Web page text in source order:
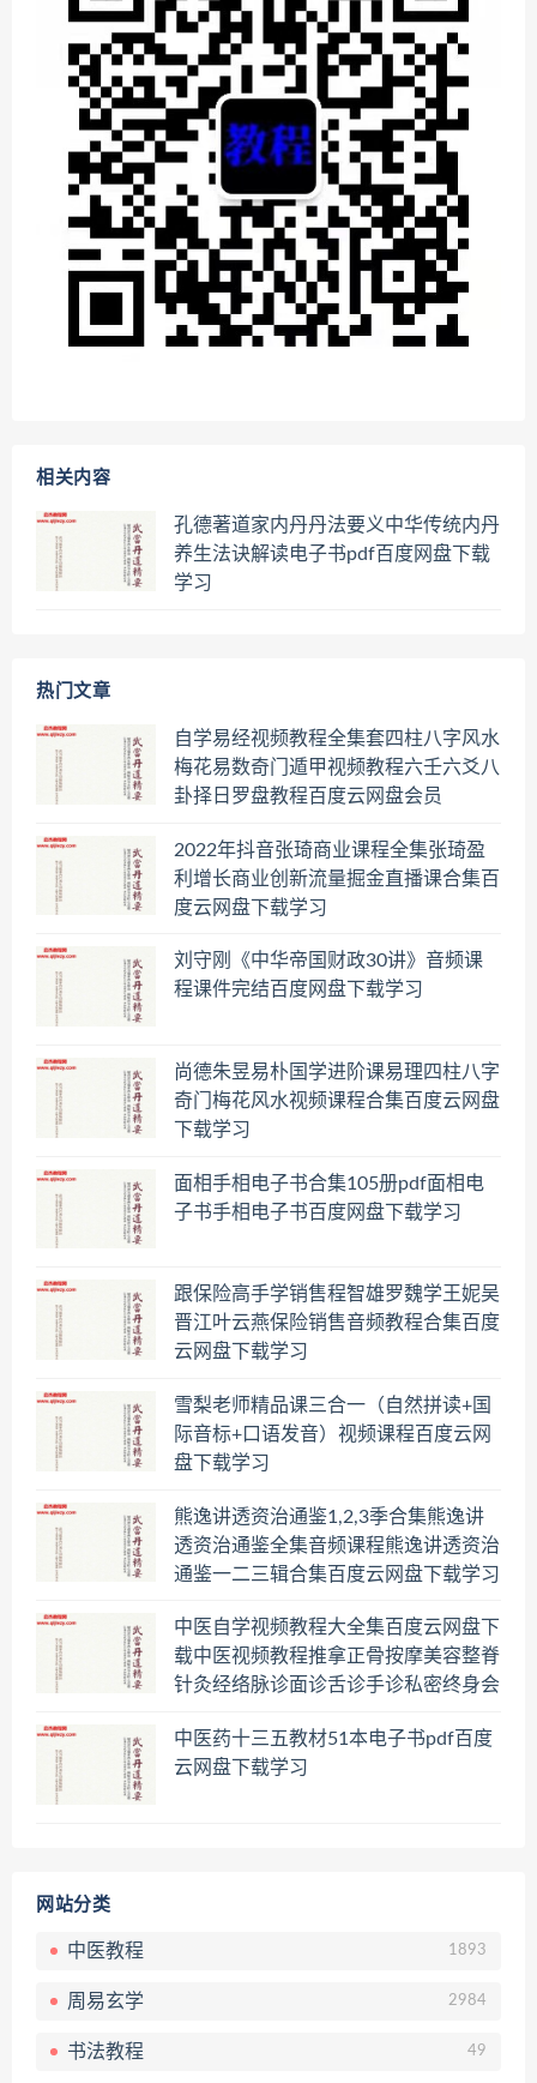
相关内容
孔德著道家内丹丹法要义中华传统内丹
养生法诀解读电子书pdf百度网盘下载
学习
热门文章
自学易经视频教程全集套四柱八字风水
梅花易数奇门遁甲视频教程六壬六爻八
卦择日罗盘教程百度云网盘会员
2022年抖音张琦商业课程全集张琦盈
利增长商业创新流量掘金直播课合集百
度云网盘下载学习
刘守刚《中华帝国财政30讲》音频课
程课件完结百度网盘下载学习
尚德朱昱易朴国学进阶课易理四柱八字
奇门梅花风水视频课程合集百度云网盘
下载学习
面相手相电子书合集105册pdf面相电
子书手相电子书百度网盘下载学习
跟保险高手学销售程智雄罗魏学王妮吴
晋江叶云燕保险销售音频教程合集百度
云网盘下载学习
雪梨老师精品课三合一（自然拼读+国
际音标+口语发音）视频课程百度云网
盘下载学习
熊逸讲透资治通鉴1,2,3季合集熊逸讲
透资治通鉴全集音频课程熊逸讲透资治
通鉴一二三辑合集百度云网盘下载学习
中医自学视频教程大全集百度云网盘下
载中医视频教程推拿正骨按摩美容整脊
针灸经络脉诊面诊舌诊手诊私密终身会
中医药十三五教材51本电子书pdf百度
云网盘下载学习
网站分类
中医教程 1893
周易玄学 2984
书法教程 49